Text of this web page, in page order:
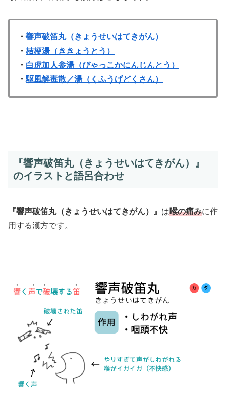
・響声破笛丸（きょうせいはてきがん）
・ 桔梗湯（ききょうとう）
・ 白虎加人参湯（びゃっこかにんじんとう）
・ 駆風解毒散／湯（くふうげどくさん）
『響声破笛丸（きょうせいはてきがん）』
のイラストと語呂合わせ
『響声破笛丸（きょうせいはてきがん）』 は喉の痛みに作
用する漢方です。